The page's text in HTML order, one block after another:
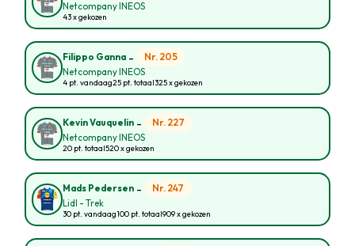
Netcompany INEOS
43 x gekozen
Filippo Ganna - Nr. 205
Netcompany INEOS
4 pt. vandaag25 pt. totaal325 x gekozen
Kevin Vauquelin - Nr. 227
Netcompany INEOS
20 pt. totaal520 x gekozen
Mads Pedersen - Nr. 247
Lidl - Trek
30 pt. vandaag100 pt. totaal909 x gekozen